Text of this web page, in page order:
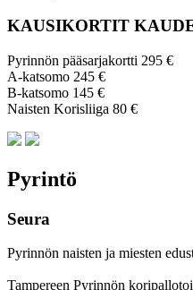
KAUSIKORTIT
Pyrinnön pääsarjakortti 295 €
A-katsomo 245 €
B-katsomo 145 €
Naisten Korisliiga 80 €
Pyrintö
Seura
Pyrinnön naisten ja miesten
Tampereen Pyrinnön